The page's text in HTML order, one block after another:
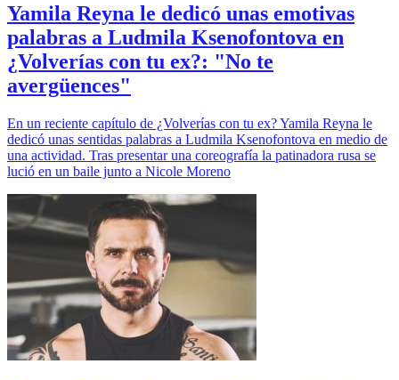
Yamila Reyna le dedicó unas emotivas
palabras a Ludmila Ksenofontova en
¿Volverías con tu ex?: "No te
avergüences"
En un reciente capítulo de ¿Volverías con tu ex? Yamila Reyna le
dedicó unas sentidas palabras a Ludmila Ksenofontova en medio de
una actividad. Tras presentar una coreografía la patinadora rusa se
lució en un baile junto a Nicole Moreno